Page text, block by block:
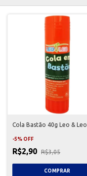
Cola Bastão 40g Leo & Leo
-5% OFF
R$2,90 R$3,05